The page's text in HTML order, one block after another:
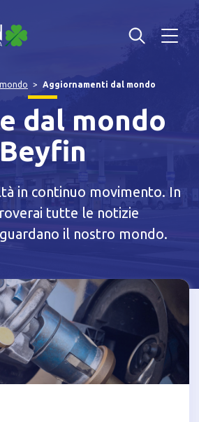
Aggiornamenti dal mondo
dal mondo
Beyfin
in continuo movimento. In
tutte le notizie
il nostro mondo.